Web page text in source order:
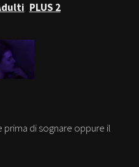
PLUS 2
di sognare oppure il